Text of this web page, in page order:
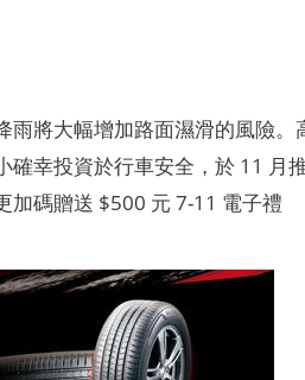
雨將大幅增加路面濕滑的風險。
幸投資於行車安全，於 11 月
加碼贈送 $500 元 7-11 電子禮